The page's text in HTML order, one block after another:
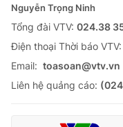
Thị trường
Tư vấn
Chuyên mục khác
Emagazine
Nguyễn Trọng Ninh
Tổng đài VTV: 024.38
Ðiện thoại Thời báo VTV:
Email: toasoan@vtv.vn
Liên hệ quảng cáo: